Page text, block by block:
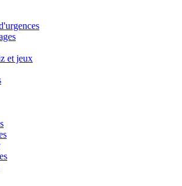
et jeux